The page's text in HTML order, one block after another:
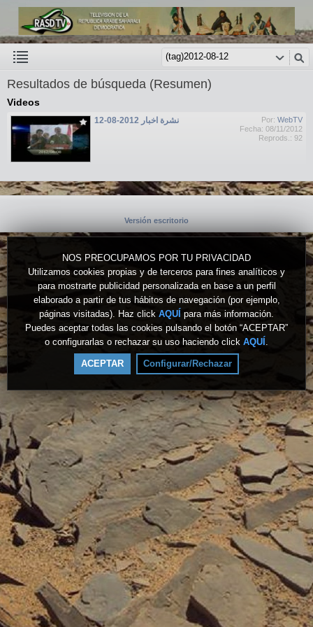
NOS PREOCUPAMOS POR TU PRIVACIDAD
Utilizamos cookies propias y de terceros para fines analíticos y
para mostrarte publicidad personalizada en base a un perfil
elaborado a partir de tus hábitos de navegación (por ejemplo,
páginas visitadas). Haz click AQUÍ para más información.
Puedes aceptar todas las cookies pulsando el botón “ACEPTAR”
o configurarlas o rechazar su uso haciendo click AQUÍ .
ACEPTAR Configurar/Rechazar
Resultados de búsqueda (Resumen)
Videos
Por: WebTV
Fecha: 08/11/2012
Reprods.: 92
نشرة اخبار 2012-08-12
Versión escritorio